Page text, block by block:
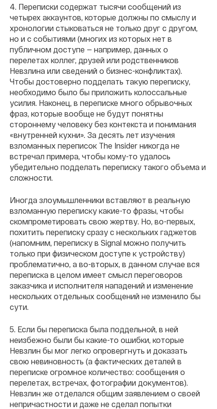
4. Переписки содержат тысячи сообщений из
четырех аккаунтов, которые должны по смыслу и
хронологии стыковаться не только друг с другом,
но и с событиями (многих из которых нет в
публичном доступе — например, данных о
перелетах коллег, друзей или родственников
Невзлина или сведений о бизнес-конфликтах).
Чтобы достоверно подделать такую переписку,
необходимо было бы приложить колоссальные
усилия. Наконец, в переписке много обрывочных
фраз, которые вообще не будут понятны
стороннему человеку без контекста и понимания
«внутренней кухни». За десять лет изучения
взломанных переписок The Insider никогда не
встречал примера, чтобы кому-то удалось
убедительно подделать переписку такого объема и
сложности.
Иногда злоумышленники вставляют в реальную
взломанную переписку какие-то фразы, чтобы
скомпрометировать свою жертву. Но, во-первых,
похитить переписку сразу с нескольких гаджетов
(напомним, переписку в Signal можно получить
только при физическом доступе к устройству)
проблематично, а во-вторых, в данном случае вся
переписка в целом имеет смысл переговоров
заказчика и исполнителя нападений и изменение
нескольких отдельных сообщений не изменило бы
сути.
5. Если бы переписка была поддельной, в ней
неизбежно были бы какие-то ошибки, которые
Невзлин бы мог легко опровергнуть и доказать
свою невиновность (а фактических деталей в
переписке огромное количество: сообщения о
перелетах, встречах, фотографии документов).
Невзлин же отделался общим заявлением о своей
непричастности и даже не сделал попытки